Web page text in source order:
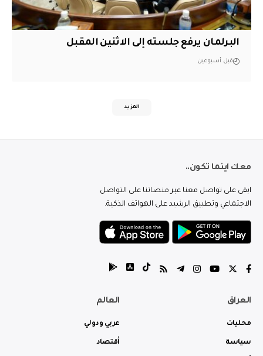
البرلمان يرفع جلسته إلى الاثنين المقبل
قبل أسبوعين
المزيد
معك اينما تكون..
ابقى على تواصل معنا عبر منصاتنا على التواصل
الاجتماعي وتطبيق الرشيد على الهواتف الذكية.
العراق
محليات
سياسة
العالم
عربي ودولي
أقتصاد